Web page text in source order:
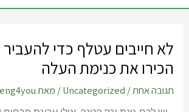
לא חייבים עטלף כדי להעביר
הכירו את כנימת העלה
תגובה אחת/
Uncategorized/ מאת